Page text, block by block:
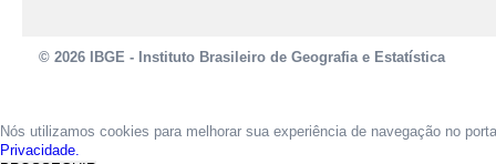
© 2026 IBGE - Instituto Brasileiro de Geografia e Estatística
Nós utilizamos cookies para melhorar sua experiência de navegação no
Privacidade.